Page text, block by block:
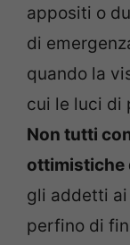
appositi o
di
quando la
cui le luci di
Non tutti
ottimistiche
gli addetti
perfino di